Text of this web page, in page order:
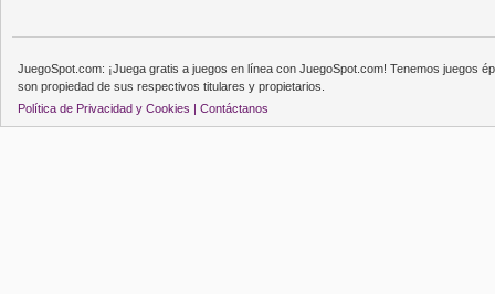
JuegoSpot.com: ¡Juega gratis a juegos en línea con JuegoSpot.com! Tenemos juegos
son propiedad de sus respectivos titulares y propietarios.
Política de Privacidad y Cookies | Contáctanos